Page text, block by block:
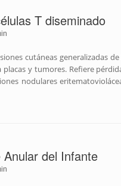
T diseminado
cutáneas generalizadas
y tumores. Refiere
nodulares
del Infante